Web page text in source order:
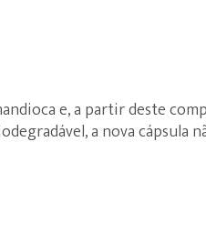
e, a partir deste
a nova cápsula